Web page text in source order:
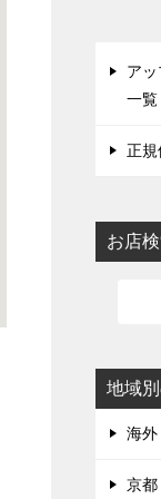
ア
一覧
正規
お店
地域
海外
京都